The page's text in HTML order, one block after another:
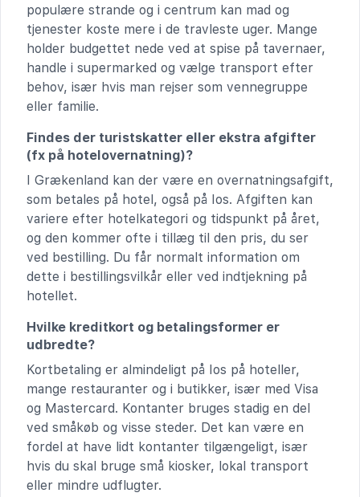
populære strande og i centrum kan mad og
tjenester koste mere i de travleste uger. Mange
holder budgettet nede ved at spise på tavernaer,
handle i supermarked og vælge transport efter
behov, især hvis man rejser som vennegruppe
eller familie.
Findes der turistskatter eller ekstra afgifter
(fx på hotelovernatning)?
I Grækenland kan der være en overnatningsafgift,
som betales på hotel, også på Ios. Afgiften kan
variere efter hotelkategori og tidspunkt på året,
og den kommer ofte i tillæg til den pris, du ser
ved bestilling. Du får normalt information om
dette i bestillingsvilkår eller ved indtjekning på
hotellet.
Hvilke kreditkort og betalingsformer er
udbredte?
Kortbetaling er almindeligt på Ios på hoteller,
mange restauranter og i butikker, især med Visa
og Mastercard. Kontanter bruges stadig en del
ved småkøb og visse steder. Det kan være en
fordel at have lidt kontanter tilgængeligt, især
hvis du skal bruge små kiosker, lokal transport
eller mindre udflugter.